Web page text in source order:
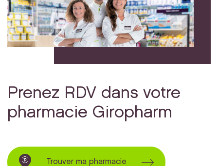
Prenez RDV dans votre
pharmacie Giropharm
Trouver ma pharmacie